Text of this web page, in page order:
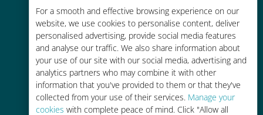
For a smooth and effective browsing experience on our
website, we use cookies to personalise content, deliver
personalised advertising, provide social media features
and analyse our traffic. We also share information about
your use of our site with our social media, advertising and
analytics partners who may combine it with other
information that you've provided to them or that they've
collected from your use of their services. Manage your
cookies with complete peace of mind. Click "Allow all
Économique
Jusqu'à 90 % moins cher que les
frais d'itinérance avec votre
opérateur habituel